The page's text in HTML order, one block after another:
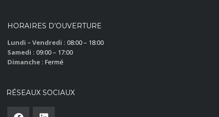
HORAIRES D’OUVERTURE
Lundi – Vendredi : 08:00 – 18:00
Samedi : 09:00 – 17:00
Dimanche : Fermé
RÉSEAUX SOCIAUX